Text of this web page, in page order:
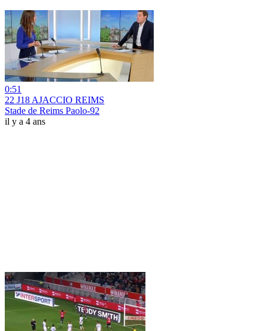
0:51
22 J18 AJACCIO REIMS
Stade de Reims Paolo-92
il y a 4 ans